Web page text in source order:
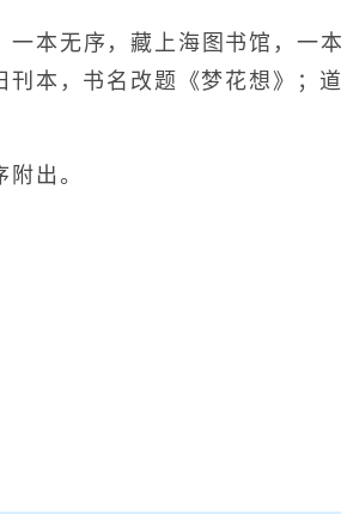
本无序，藏上海图书馆，一
本，书名改题《梦花想》；
出。